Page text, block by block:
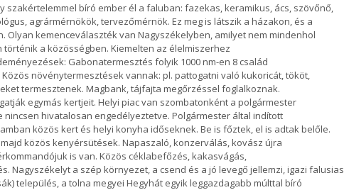
szakértelemmel bíró ember él a faluban: fazekas, keramikus, ács, szövőnő,
agrármérnökök, tervezőmérnök. Ez meg is látszik a házakon, és a
Olyan kemenceválaszték van Nagyszékelyben, amilyet nem mindenhol
történik a közösségben. Kiemelten az élelmiszerhez
Gabonatermesztés folyik 1000 nm-en 8 család
növénytermesztések vannak: pl. pattogatni való kukoricát, tököt,
termesztenek. Magbank, tájfajta megőrzéssel foglalkoznak.
egymás kertjeit. Helyi piac van szombatonként a polgármester
nincsen hivatalosan engedélyeztetve. Polgármester által indított
közös kert és helyi konyha időseknek. Be is főztek, el is adtak belőle.
közös kenyérsütések. Napaszaló, konzerválás, kovász újra
is van. Közös céklabefőzés, kakasvágás,
Nagyszékelyt a szép környezet, a csend és a jó levegő jellemzi, igazi falusias
település, a tolna megyei Hegyhát egyik leggazdagabb múlttal bíró